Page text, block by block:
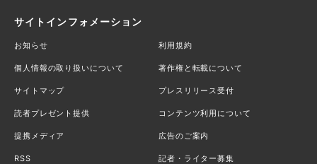
サイトインフォメーション
お知らせ 利用規約
個人情報の取り扱いについて 著作権と転載について
サイトマップ プレスリリース受付
読者プレゼント提供 コンテンツ利用について
提携メディア 広告のご案内
RSS 記者・ライター募集